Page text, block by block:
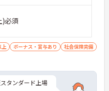
)必須
上 ボーナス・賞与あり
社会保険完備
タンダード上場